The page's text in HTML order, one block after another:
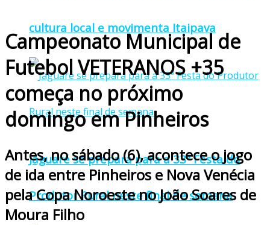
cultura local e movimenta Itaipava
Jaguaré se prepara para a 33ª Festa do
Produtor Rural neste final de semana
Campeonato Municipal de
Futebol VETERANOS +35
começa no próximo
domingo em Pinheiros
Antes, no sábado (6), acontece o jogo
de ida entre Pinheiros e Nova Venécia
pela Copa Noroeste no João Soares de
Moura Filho